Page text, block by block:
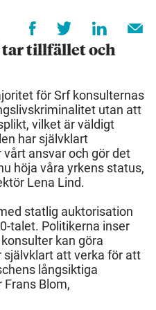
tar tillfället och
för Srf konsulternas
utan att
vilket är väldigt
har självklart
ansvar och gör det
höja våra yrkens status,
Lena Lind.
statlig auktorisation
talet. Politikerna inser
kan göra
självklart att verka för att
långsiktiga
Blom,